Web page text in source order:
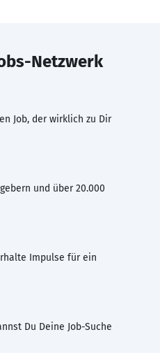
Netzwerk
Job, der wirklich zu Dir
und über 20.000
Impulse für ein
Du Deine Job-Suche